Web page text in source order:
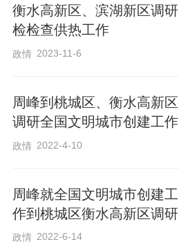
衡水高新区、滨湖新区调研
检检查供热工作
政情 2023-11-6
周峰到桃城区、衡水高新区
调研全国文明城市创建工作
政情 2022-4-10
周峰就全国文明城市创建工
作到桃城区衡水高新区调研
政情 2022-6-14